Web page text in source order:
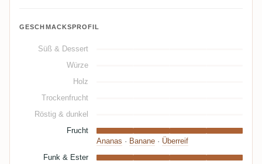
GESCHMACKSPROFIL
Süß & Dessert
Würze
Holz
Trockenfrucht
Röstig & dunkel
Frucht
Ananas · Banane · Überreif
Funk & Ester